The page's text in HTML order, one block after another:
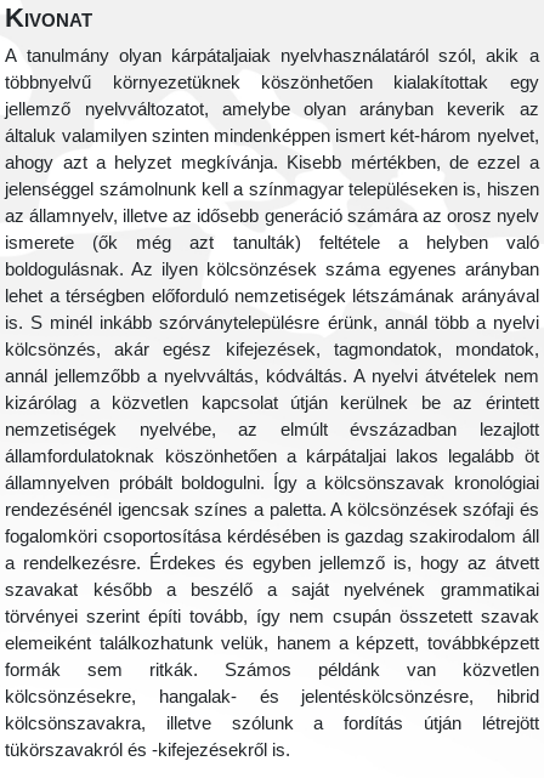
Kivonat
A tanulmány olyan kárpátaljaiak nyelvhasználatáról szól, akik a
többnyelvű környezetüknek köszönhetően kialakítottak egy
jellemző nyelvváltozatot, amelybe olyan arányban keverik az
általuk valamilyen szinten mindenképpen ismert két-három nyelvet,
ahogy azt a helyzet megkívánja. Kisebb mértékben, de ezzel a
jelenséggel számolnunk kell a színmagyar településeken is, hiszen
az államnyelv, illetve az idősebb generáció számára az orosz nyelv
ismerete (ők még azt tanulták) feltétele a helyben való
boldogulásnak. Az ilyen kölcsönzések száma egyenes arányban
lehet a térségben előforduló nemzetiségek létszámának arányával
is. S minél inkább szórványtelepülésre érünk, annál több a nyelvi
kölcsönzés, akár egész kifejezések, tagmondatok, mondatok,
annál jellemzőbb a nyelvváltás, kódváltás. A nyelvi átvételek nem
kizárólag a közvetlen kapcsolat útján kerülnek be az érintett
nemzetiségek nyelvébe, az elmúlt évszázadban lezajlott
államfordulatoknak köszönhetően a kárpátaljai lakos legalább öt
államnyelven próbált boldogulni. Így a kölcsönszavak kronológiai
rendezésénél igencsak színes a paletta. A kölcsönzések szófaji és
fogalomköri csoportosítása kérdésében is gazdag szakirodalom áll
a rendelkezésre. Érdekes és egyben jellemző is, hogy az átvett
szavakat később a beszélő a saját nyelvének grammatikai
törvényei szerint építi tovább, így nem csupán összetett szavak
elemeiként találkozhatunk velük, hanem a képzett, továbbképzett
formák sem ritkák. Számos példánk van közvetlen
kölcsönzésekre, hangalak- és jelentéskölcsönzésre, hibrid
kölcsönszavakra, illetve szólunk a fordítás útján létrejött
tükörszavakról és -kifejezésekről is.